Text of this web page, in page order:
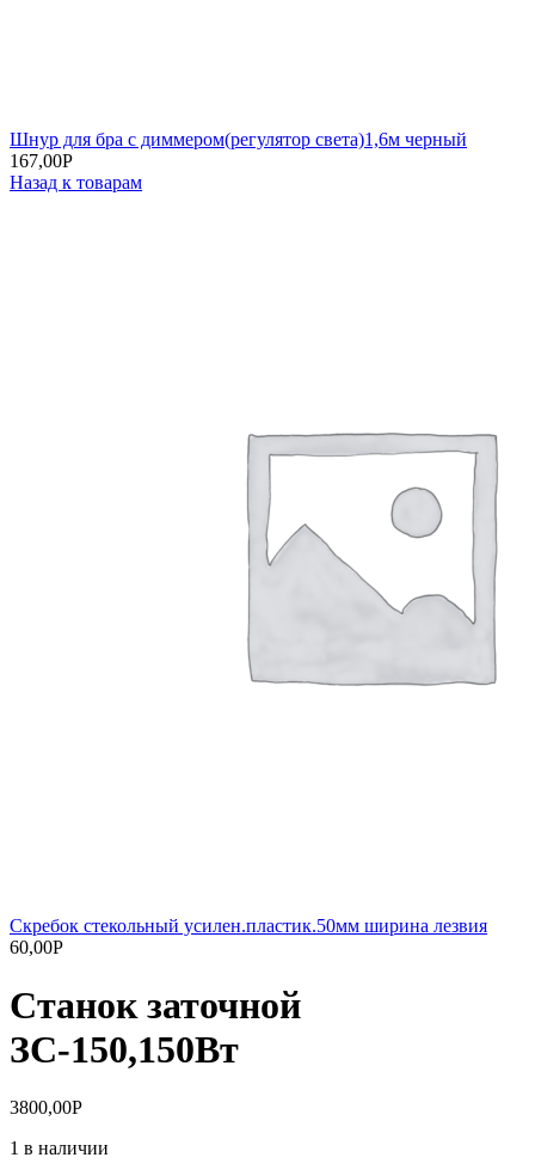
Шнур для бра с диммером(регулятор света)1,6м черный
167,00Р
Назад к товарам
Скребок стекольный усилен.пластик.50мм ширина лезвия
60,00Р
Станок заточной
ЗС-150,150Вт
3800,00Р
1 в наличии